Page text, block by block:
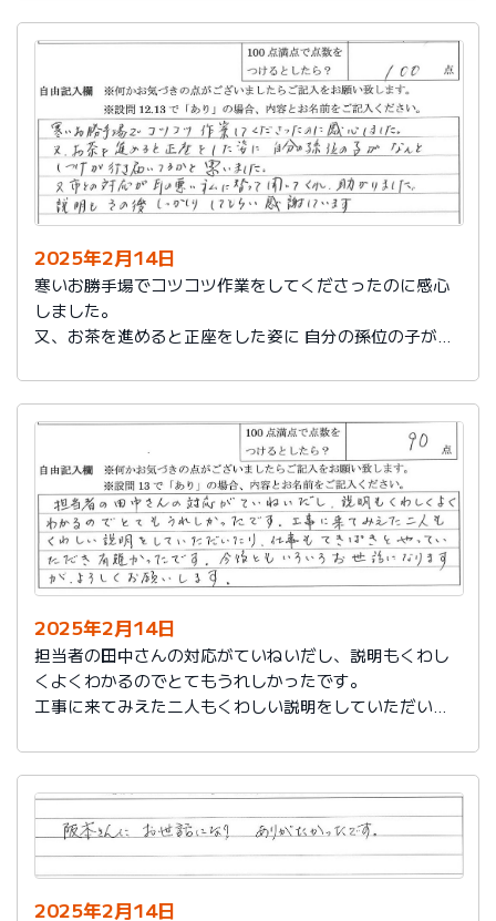
2025年2月14日
寒いお勝手場でコツコツ作業をしてくださったのに感心
しました。
又、お茶を進めると正座をした姿に 自分の孫位の子がな
又、市との対応が耳の悪い私に代わって聞いてくれ助か
りました。
説明もその後しっかりしてもらい感謝しています。
2025年2月14日
担当者の田中さんの対応がていねいだし、説明もくわし
くよくわかるのでとてもうれしかったです。
工事に来てみえた二人もくわしい説明をしていただいた
今後ともいろいろお世話になりますが、よろしくお願い
します。
2025年2月14日